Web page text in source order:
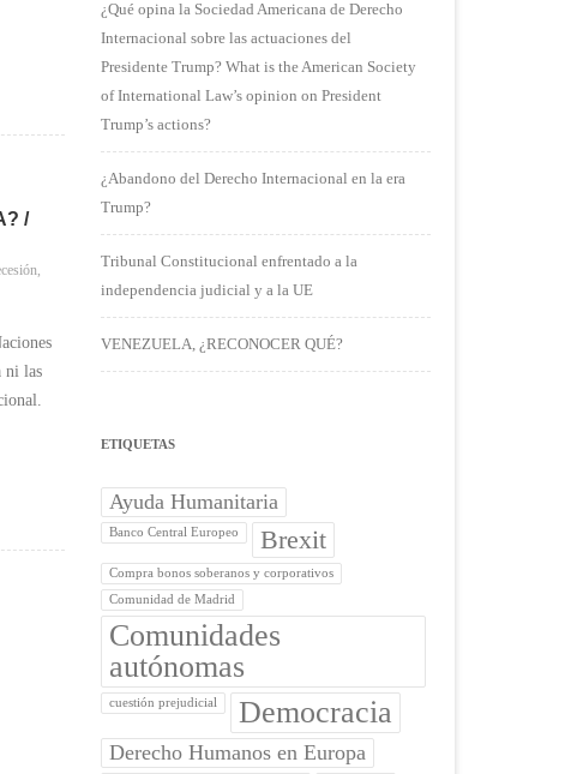
/
ni las
¿Qué opina la Sociedad Americana de Derecho
Internacional sobre las actuaciones del
Presidente Trump? What is the American Society
of International Law’s opinion on President
Trump’s actions?
¿Abandono del Derecho Internacional en la era
Trump?
Tribunal Constitucional enfrentado a la
independencia judicial y a la UE
VENEZUELA, ¿RECONOCER QUÉ?
ETIQUETAS
Ayuda Humanitaria
Banco Central Europeo Brexit
Compra bonos soberanos y corporativos
Comunidad de Madrid
Comunidades
autónomas
cuestión prejudicial Democracia
Derecho Humanos en Europa